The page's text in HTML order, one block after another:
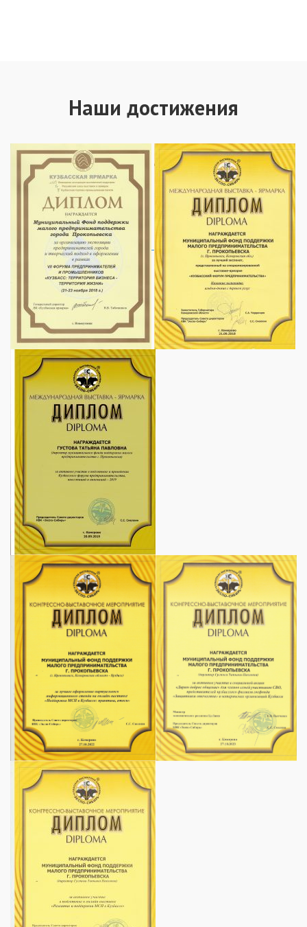
Наши достижения